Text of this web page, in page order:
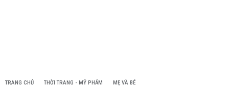
TRANG CHỦ THỜI TRANG - MỸ PHẨM MẸ VÀ BÉ